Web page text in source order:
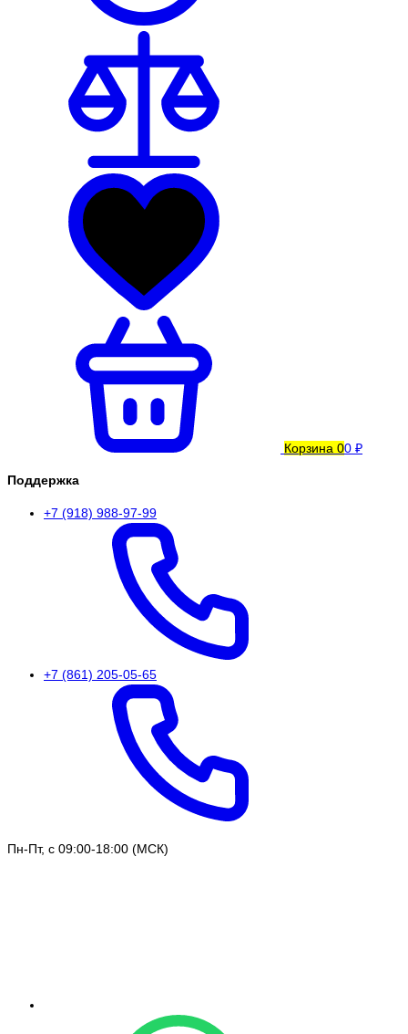
Корзина 00 ₽
Поддержка
+7 (918) 988-97-99
+7 (861) 205-05-65
Пн-Пт, с 09:00-18:00 (МСК)